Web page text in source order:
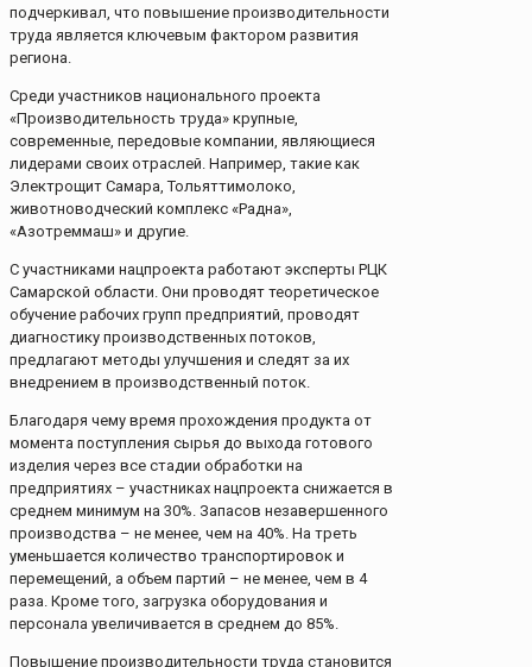
подчеркивал, что повышение производительности
труда является ключевым фактором развития
региона.
Среди участников национального проeкта
«Производительность труда» крупные,
современные, передовые компании, являющиеся
лидерами своих отраслей. Например, такие как
Электрощит Самара, Тольяттимолоко,
животноводческий комплекс «Радна»,
«Азотреммаш» и другие.
С участниками нацпроекта работают эксперты РЦК
Самарской области. Они проводят теоретическое
обучение рабочих групп предприятий, проводят
диагностику производственных потоков,
предлагают методы улучшения и следят за их
внедрением в производственный поток.
Благодаря чему время прохождения продукта от
момента поступления сырья до выхода готового
изделия через все стадии обработки на
предприятиях – участниках нацпроекта снижается в
среднем минимум на 30%. Запасов незавершенного
производства – не менее, чем на 40%. На треть
уменьшается количество транспортировок и
перемещений, а объем партий – не менее, чем в 4
раза. Кроме того, загрузка оборудования и
персонала увеличивается в среднем до 85%.
Повышение производительности труда становится